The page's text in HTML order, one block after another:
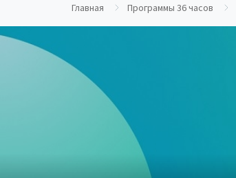
Главная Программы 36 часов